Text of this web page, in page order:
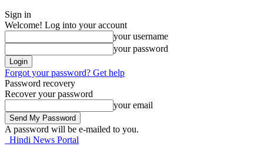
Sign in
Welcome! Log into your account
your username
your password
Forgot your password? Get help
Password recovery
Recover your password
your email
A password will be e-mailed to you.
Hindi News Portal